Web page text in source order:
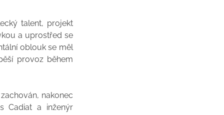
talent, projekt
a uprostřed se
oblouk se měl
provoz během
nakonec
Cadiat a inženýr